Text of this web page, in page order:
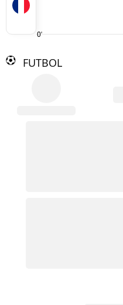
0'
FUTBOL